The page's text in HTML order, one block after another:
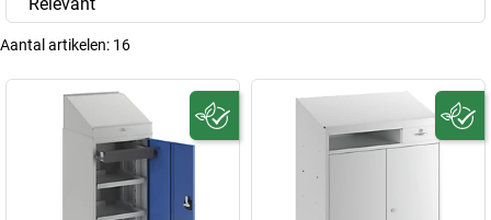
Aantal artikelen: 16